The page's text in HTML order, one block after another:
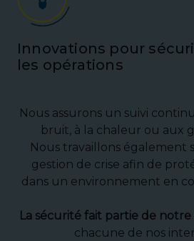
Innovations pour
les opérations
Nous assurons un suivi
bruit, à la chaleur ou aux
Nous travaillons également
gestion de crise afin de
dans un environnement en
La sécurité fait partie de
chacune de nos